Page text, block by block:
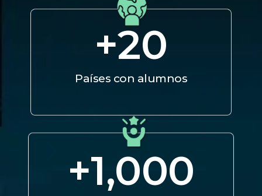
Países con alumnos
+20
+1,000